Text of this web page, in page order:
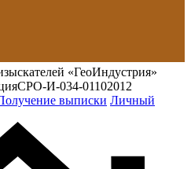
«ГеоИндустрия»
СРО-И-034-01102012
выписки Личный